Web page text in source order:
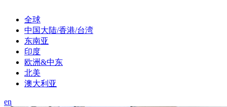
全球
中国大陆/香港/台湾
东南亚
印度
欧洲&中东
北美
澳大利亚
en